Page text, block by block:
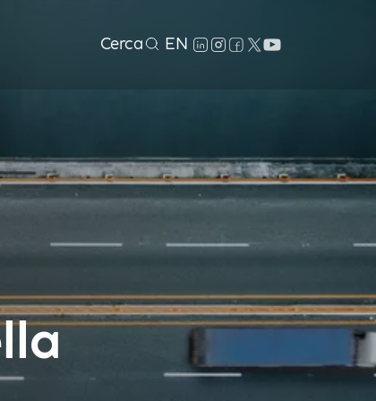
Cerca EN